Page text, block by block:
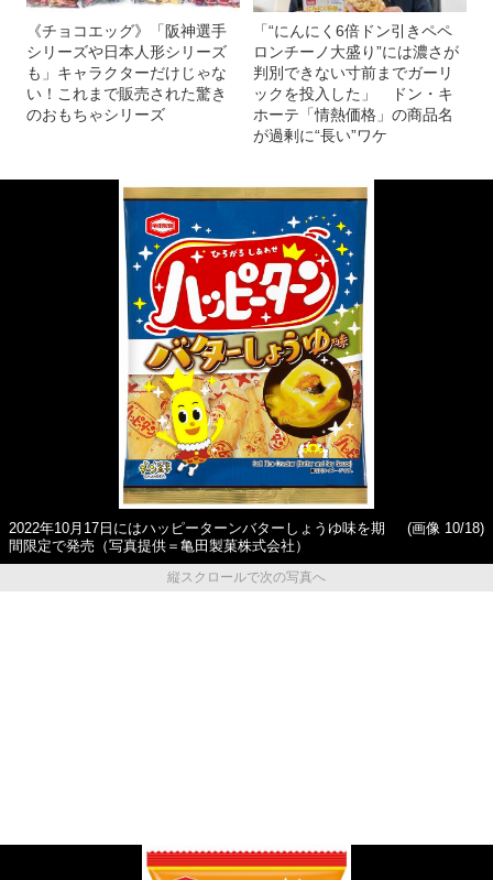
《チョコエッグ》「阪神選手
シリーズや日本人形シリーズ
も」キャラクターだけじゃな
い！これまで販売された驚き
のおもちゃシリーズ
「“にんにく6倍ドン引きペペ
ロンチーノ大盛り”には濃さが
判別できない寸前までガーリ
ックを投入した」 ドン・キ
ホーテ「情熱価格」の商品名
が過剰に“長い”ワケ
2022年10月17日にはハッピーターンバターしょうゆ味を期
間限定で発売（写真提供＝亀田製菓株式会社）
(画像 10/18)
縦スクロールで次の写真へ